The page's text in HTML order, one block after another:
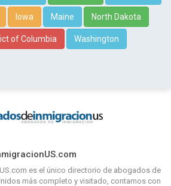
Iowa Maine North Dakota
of Columbia Washington
es el único directorio de abogados de
más completo y visitado, contamos con